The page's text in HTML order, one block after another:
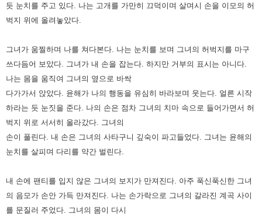
듯 눈치를 주고 있다. 나는 고개를 가만히 끄덕이며 살며시 손을 이모의 허
벅지 위에 올려놓았다.
그녀가 움찔하며 나를 쳐다본다. 나는 눈치를 보며 그녀의 허벅지를 마구
쓰다듬어 보았다.
그녀가 내 손을 잡는다. 하지만 거부의 표시는 아니다.
나는 몸을 움직여 그녀의 옆으로 바싹
다가가서 앉았다. 윤해가 나의 행동을 유심히 바라보며 웃는다. 얼른 시작
하라는 듯 눈짓을 준다. 나의 손은 점차 그녀의 치마 속으로 들어가면서 허
벅지 위로 서서히 올라갔다.
그녀의
손이 풀린다. 내 손은 그녀의 사타구니 깊숙이 파고들었다. 그녀는 윤해의
눈치를 살피며 다리를 약간 벌린다.
내 손에 팬티를 입지 않은 그녀의 보지가 만져진다. 아주 푹신푹신한 그녀
의 음모가 손안 가득 만져진다. 나는 손가락으로 그녀의 갈라진 계곡 사이
를 문질러 주었다. 그녀의 몸이 다시